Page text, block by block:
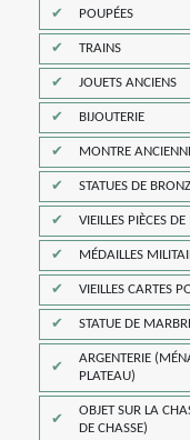
POUPÉES
TRAINS
JOUETS ANCIENS
BIJOUTERIE
MONTRE
STATUES DE
VIEILLES PIÈCES
MÉDAILLES
VIEILLES CARTES
STATUE DE
ARGENTERIE
PLATEAU)
OBJET SUR LA
DE CHASSE)